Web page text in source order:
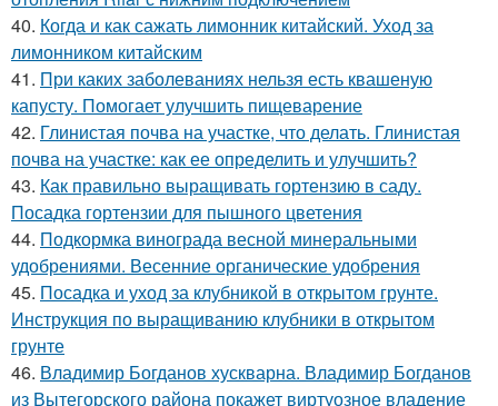
40. Когда и как сажать лимонник китайский. Уход за
лимонником китайским
41. При каких заболеваниях нельзя есть квашеную
капусту. Помогает улучшить пищеварение
42. Глинистая почва на участке, что делать. Глинистая
почва на участке: как ее определить и улучшить?
43. Как правильно выращивать гортензию в саду.
Посадка гортензии для пышного цветения
44. Подкормка винограда весной минеральными
удобрениями. Весенние органические удобрения
45. Посадка и уход за клубникой в открытом грунте.
Инструкция по выращиванию клубники в открытом
грунте
46. Владимир Богданов хускварна. Владимир Богданов
из Вытегорского района покажет виртуозное владение